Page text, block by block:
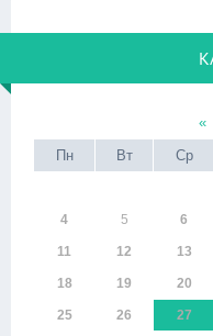
«
Пн
Вт Ср
4 5 6
11 12 13
18 19 20
25 26 27